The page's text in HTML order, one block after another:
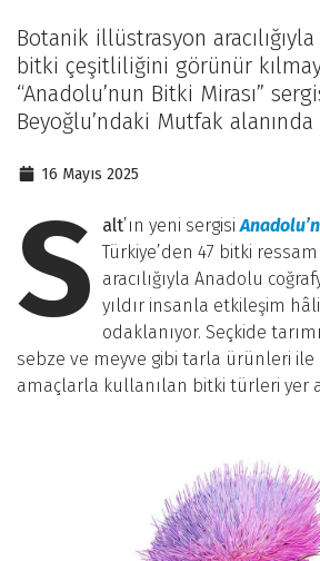
Botanik illüstrasyon
bitki çeşitliliğini görünür
“Anadolu’nun Bitki Mirası”
Beyoğlu’ndaki Mutfak alanında
16 Mayıs 2025
S alt’ın yeni sergisi
Türkiye’den 47 bitki
aracılığıyla Anadolu
yıldır insanla etkileşim
odaklanıyor. Seçkide
sebze ve meyve gibi tarla ürünleri ile
amaçlarla kullanılan bitki türleri yer